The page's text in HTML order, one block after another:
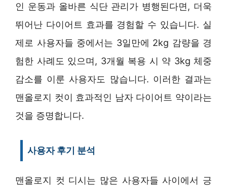
인 운동과 올바른 식단 관리가 병행된다면, 더욱
뛰어난 다이어트 효과를 경험할 수 있습니다. 실
제로 사용자들 중에서는 3일만에 2kg 감량을 경
험한 사례도 있으며, 3개월 복용 시 약 3kg 체중
감소를 이룬 사용자도 많습니다. 이러한 결과는
맨올로지 컷이 효과적인 남자 다이어트 약이라는
것을 증명합니다.
사용자 후기 분석
맨올로지 컷 디시는 많은 사용자들 사이에서 긍